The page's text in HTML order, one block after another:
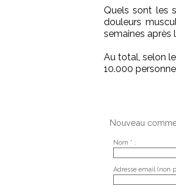
Quels sont les
douleurs
semaines après
Au total, selon
10.000
Nouveau
Nom * :
Adresse email (non